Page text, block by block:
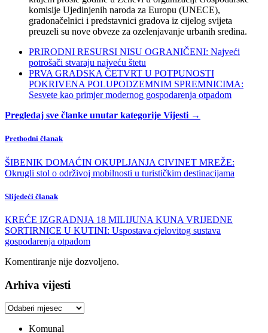
komisije Ujedinjenih naroda za Europu (UNECE),
gradonačelnici i predstavnici gradova iz cijelog svijeta
preuzeli su nove obveze za ozelenjavanje urbanih sredina.
PRIRODNI RESURSI NISU OGRANIČENI: Najveći
potrošači stvaraju najveću štetu
PRVA GRADSKA ČETVRT U POTPUNOSTI
POKRIVENA POLUPODZEMNIM SPREMNICIMA:
Sesvete kao primjer modernog gospodarenja otpadom
Pregledaj sve članke unutar kategorije Vijesti →
Prethodni članak
ŠIBENIK DOMAĆIN OKUPLJANJA CIVINET MREŽE:
Okrugli stol o održivoj mobilnosti u turističkim destinacijama
Slijedeći članak
KREĆE IZGRADNJA 18 MILIJUNA KUNA VRIJEDNE
SORTIRNICE U KUTINI: Uspostava cjelovitog sustava
gospodarenja otpadom
Komentiranje nije dozvoljeno.
Arhiva vijesti
Arhiva
Komunal